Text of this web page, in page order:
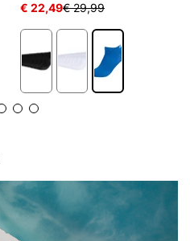
€ 22,49€ 29,99